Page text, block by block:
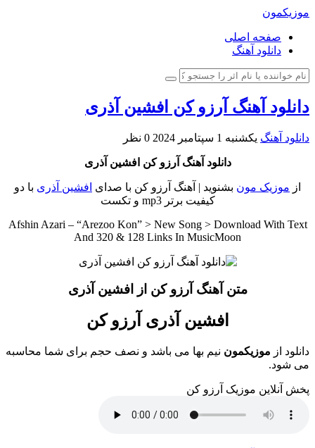
موزیکمون
صفحه اصلی
دانلود آهنگ
دانلود آهنگ آرزو کن افشین آذری
دانلود آهنگ یکشنبه 1 سپتامبر 2024 0 نظر
دانلود آهنگ آرزو کن افشین آذری
از موزیک مون بشنوید | آهنگ آرزو کن با صدای افشین آذری با دو
کیفیت برتر mp3 و تکست
Afshin Azari – “Arezoo Kon” > New Song > Download With Text
And 320 & 128 Links In MusicMoon
متن آهنگ آرزو کن از افشین آذری
افشین آذری آرزو کن
دانلود از موزیکمون نیم بها می باشد و نصف حجم برای شما محاسبه
می شود.
پخش آنلاین موزیک آرزو کن